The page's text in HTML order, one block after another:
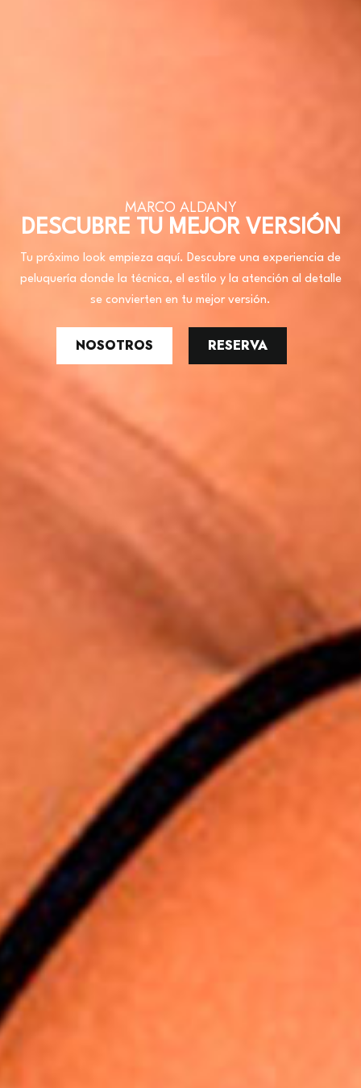
MARCO ALDANY
DESCUBRE TU MEJOR VERSIÓN
Tu próximo look empieza aquí. Descubre una experiencia de
peluquería donde la técnica, el estilo y la atención al detalle
se convierten en tu mejor versión.
NOSOTROS RESERVA